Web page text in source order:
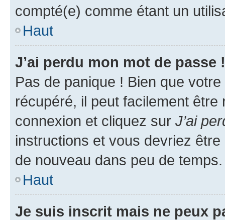
compté(e) comme étant un
Haut
J’ai perdu mon mot de passe !
Pas de panique ! Bien que
récupéré, il peut facilement
connexion et cliquez sur J’ai
instructions et vous devriez
de nouveau dans peu de temps.
Haut
Je suis inscrit mais ne peux